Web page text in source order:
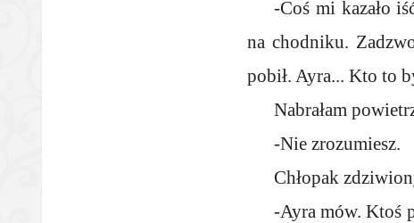
-Coś mi kazało
na chodniku.
pobił. Ayra... Kto to
Nabrałam
-Nie zrozumiesz.
Chłopak
-Ayra mów. Ktoś